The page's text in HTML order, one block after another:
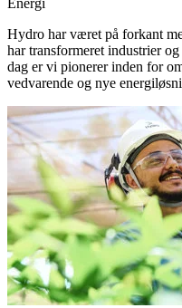
Energi
Hydro har været på forkant
har transformeret industrier
dag er vi pionerer inden for
vedvarende og nye